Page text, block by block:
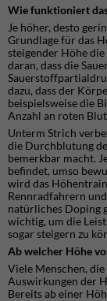
Wie funktioniert
Je höher, desto
Grundlage für das
steigender Höhe
daran, dass die
dazu, dass der
beispielsweise die
Anzahl an roten
Unterm Strich
die Durchblutung
bemerkbar macht.
befindet, umso
wird das
Rennradfahrern
natürliches Doping
wichtig, um die
sogar steigern zu
Ab welcher Höhe
Viele Menschen,
Auswirkungen der
Bereits ab einer